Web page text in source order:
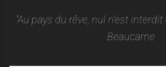
"Au pays du rêve, nul n'est
Beaucarne